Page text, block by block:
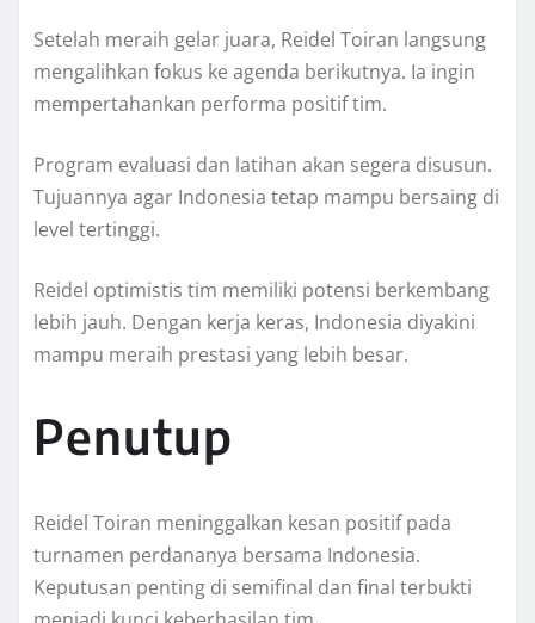
Setelah meraih gelar juara, Reidel Toiran langsung
mengalihkan fokus ke agenda berikutnya. Ia ingin
mempertahankan performa positif tim.
Program evaluasi dan latihan akan segera disusun.
Tujuannya agar Indonesia tetap mampu bersaing di
level tertinggi.
Reidel optimistis tim memiliki potensi berkembang
lebih jauh. Dengan kerja keras, Indonesia diyakini
mampu meraih prestasi yang lebih besar.
Penutup
Reidel Toiran meninggalkan kesan positif pada
turnamen perdananya bersama Indonesia.
Keputusan penting di semifinal dan final terbukti